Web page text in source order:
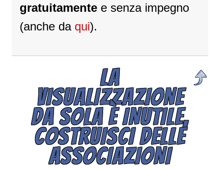
gratuitamente e senza impegno
(anche da qui).
LA
VISUALIZZAZIONE
DA SOLA È INUTILE,
COSTRUISCI DELLE
ASSOCIAZIONI